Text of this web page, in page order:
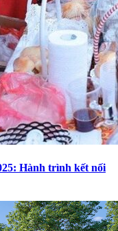
Hành trình kết nối